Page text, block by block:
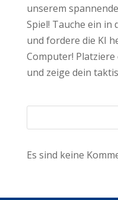
unserem
Spiel! Tauche ein in
und fordere die KI
Computer!
und zeige dein
Es sind keine